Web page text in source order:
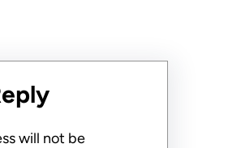
will not be